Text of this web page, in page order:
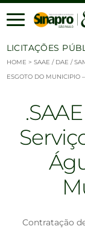
Ir para o
LICITAÇÕES
HOME > SAAE / DAE /
ESGOTO DO MUNICIPIO
Contratação